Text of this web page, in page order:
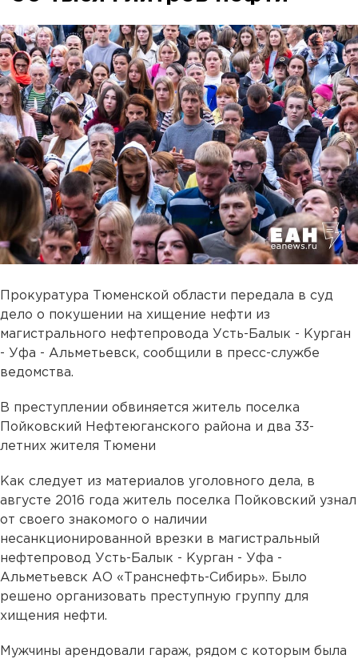
Прокуратура Тюменской области передала в суд
дело о покушении на хищение нефти из
магистрального нефтепровода Усть-Балык - Курган
- Уфа - Альметьевск, сообщили в пресс-службе
ведомства.
В преступлении обвиняется житель поселка
Пойковский Нефтеюганского района и два 33-
летних жителя Тюмени
Как следует из материалов уголовного дела, в
августе 2016 года житель поселка Пойковский узнал
от своего знакомого о наличии
несанкционированной врезки в магистральный
нефтепровод Усть-Балык - Курган - Уфа -
Альметьевск АО «Транснефть-Сибирь». Было
решено организовать преступную группу для
хищения нефти.
Мужчины арендовали гараж, рядом с которым была